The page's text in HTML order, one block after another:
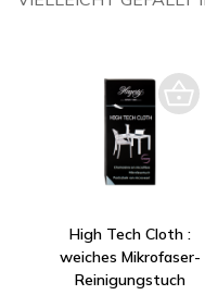
High Tech Cloth :
weiches Mikrofaser-
Reinigungstuch